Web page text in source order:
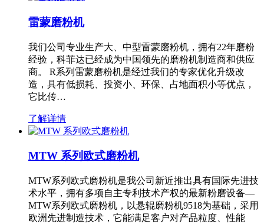
雷蒙磨粉机
我们公司专业生产大、中型雷蒙磨粉机，拥有22年磨粉
经验，科菲达已经成为中国领先的磨粉机制造商和供应
商。 R系列雷蒙磨粉机是经过我们的专家优化升级改
造，具有低损耗、投资小、环保、占地面积小等优点，
它比传…
了解详情
MTW 系列欧式磨粉机
MTW系列欧式磨粉机是我公司新近推出具有国际先进技
术水平，拥有多项自主专利技术产权的最新粉磨设备—
MTW系列欧式磨粉机，以悬辊磨粉机9518为基础，采用
欧洲先进制造技术，它能满足客户对产品粒度、性能